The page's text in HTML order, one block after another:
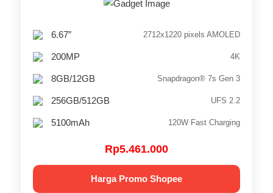
6.67” 2712x1220 pixels AMOLED
200MP 4K
8GB/12GB Snapdragon® 7s Gen 3
256GB/512GB UFS 2.2
5100mAh 120W Fast Charging
Rp5.461.000
Harga Promo Shopee